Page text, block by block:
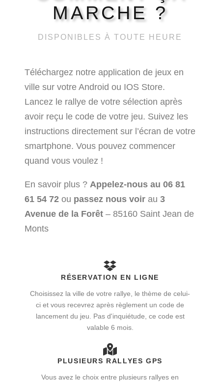
MARCHE ?
DISPONIBLES À TOUTE HEURE
Téléchargez notre application de jeux en
ville sur votre Android ou IOS Store.
Lancez le rallye de votre sélection après
avoir reçu le code de votre jeu. Suivez les
instructions directement sur l’écran de votre
smartphone. Vous pouvez commencer
quand vous voulez !
En savoir plus ? Appelez-nous au 06 81
61 54 72 ou passez nous voir au 3
Avenue de la Forêt – 85160 Saint Jean de
Monts
RÉSERVATION EN LIGNE
Choisissez la ville de votre rallye, le thème de celui-
ci et vous recevrez après règlement un code de
lancement du jeu. Pas d'inquiétude, ce code est
valable 6 mois.
PLUSIEURS RALLYES GPS
Vous avez le choix entre plusieurs rallyes en